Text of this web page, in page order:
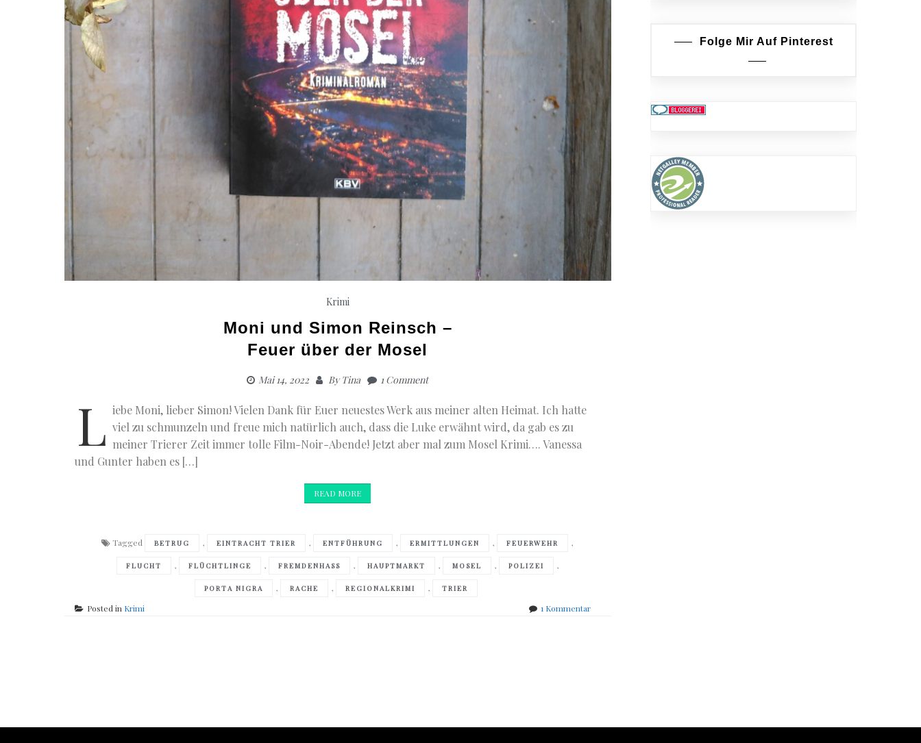
Krimi
Moni und Simon Reinsch –
Feuer über der Mosel
Mai 14, 2022 ByTina 1 Comment
L iebe Moni, lieber Simon! Vielen Dank für Euer neuestes Werk aus meiner alten Heimat. Ich hatte
viel zu schmunzeln und freue mich natürlich auch, dass die Luke erwähnt wird, da gab es zu
meiner Trierer Zeit immer tolle Film-Noir-Abende! Jetzt aber mal zum Mosel Krimi…. Vanessa
und Gunter haben es […]
READ MORE
Tagged BETRUG , EINTRACHT TRIER , ENTFÜHRUNG , ERMITTLUNGEN , FEUERWEHR ,
FLUCHT , FLÜCHTLINGE , FREMDENHASS , HAUPTMARKT , MOSEL , POLIZEI ,
PORTA NIGRA , RACHE , REGIONALKRIMI , TRIER
Posted in Krimi 1 Kommentarzu
Folge Mir Auf Pinterest